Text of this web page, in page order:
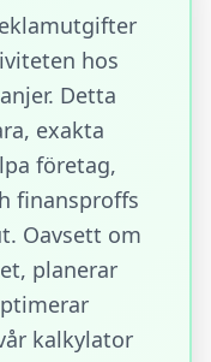
hos
Detta
exakta
företag,
finansproffs
Oavsett om
planerar
kalkylator